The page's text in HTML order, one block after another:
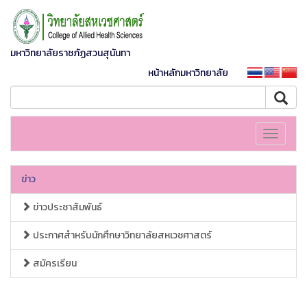
มหาวิทยาลัยราชภัฏสวนสุนันทา
หน้าหลักมหาวิทยาลัย
Toggle
ข่าว
ข่าวประชาสัมพันธ์
ประกาศสำหรับนักศึกษาวิทยาลัยสหเวชศาสตร์
สมัครเรียน